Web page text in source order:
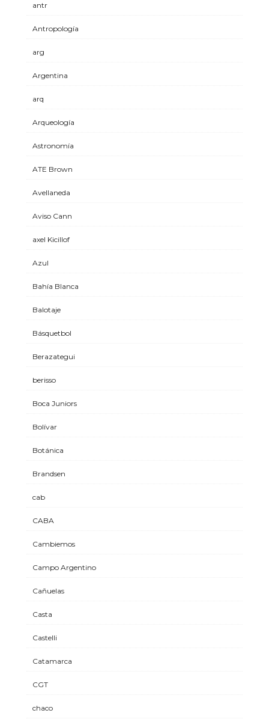
antr
Antropología
arg
Argentina
arq
Arqueología
Astronomía
ATE Brown
Avellaneda
Aviso Cann
axel Kicillof
Azul
Bahía Blanca
Balotaje
Básquetbol
Berazategui
berisso
Boca Juniors
Bolívar
Botánica
Brandsen
cab
CABA
Cambiemos
Campo Argentino
Cañuelas
Casta
Castelli
Catamarca
CGT
chaco